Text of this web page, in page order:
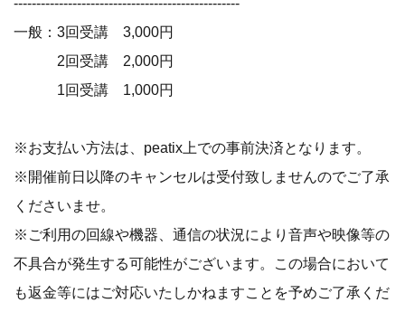
一般：3回受講 3,000円
2回受講 2,000円
1回受講 1,000円
※お支払い方法は、peatix上での事前決済となります。
※開催前日以降のキャンセルは受付致しませんのでご了承
くださいませ。
※ご利用の回線や機器、通信の状況により音声や映像等の
不具合が発生する可能性がございます。この場合において
も返金等にはご対応いたしかねますことを予めご了承くだ